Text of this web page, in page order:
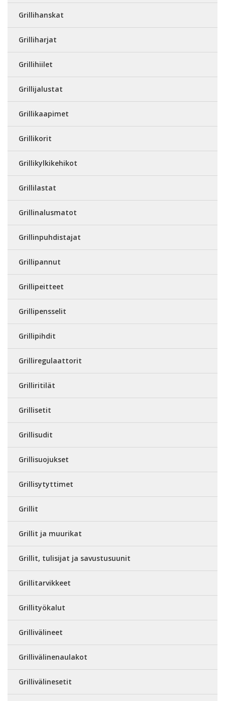
Grillihanskat
Grilliharjat
Grillihiilet
Grillijalustat
Grillikaapimet
Grillikorit
Grillikylkikehikot
Grillilastat
Grillinalusmatot
Grillinpuhdistajat
Grillipannut
Grillipeitteet
Grillipensselit
Grillipihdit
Grilliregulaattorit
Grilliritilät
Grillisetit
Grillisudit
Grillisuojukset
Grillisytyttimet
Grillit
Grillit ja muurikat
Grillit, tulisijat ja savustusuunit
Grillitarvikkeet
Grillityökalut
Grillivälineet
Grillivälinenaulakot
Grillivälinesetit